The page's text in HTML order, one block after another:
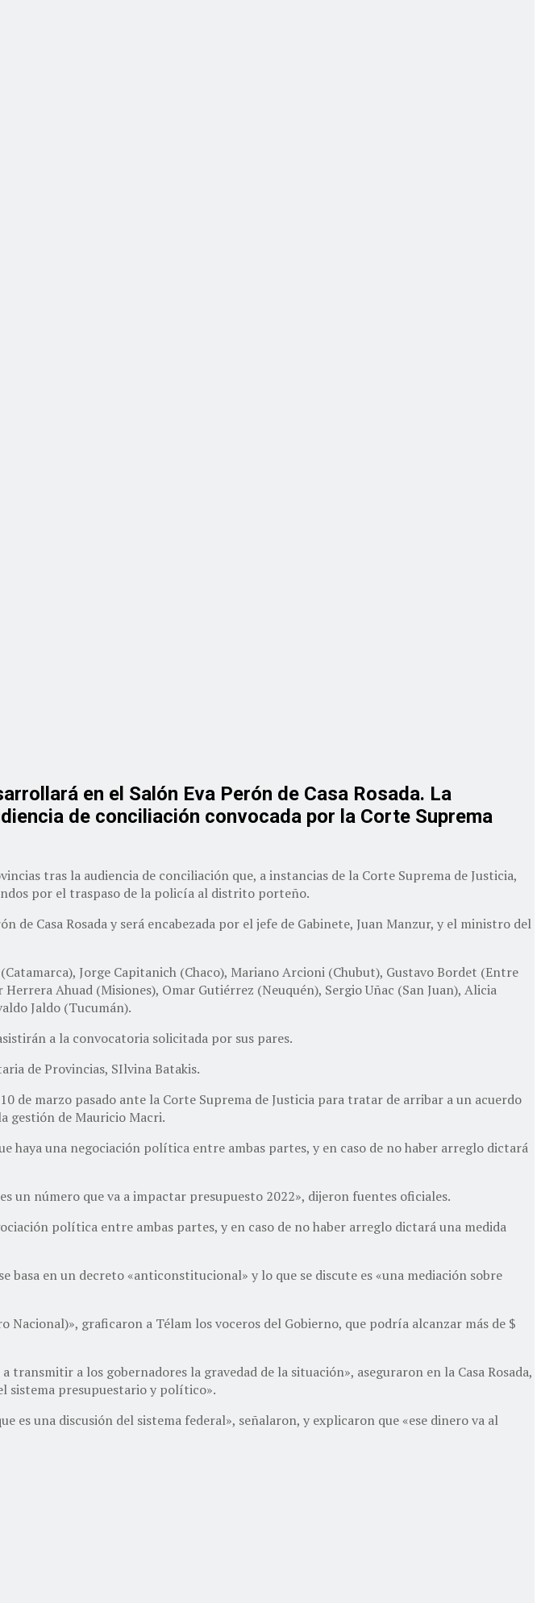
en el Salón Eva Perón de Casa Rosada. La
de conciliación convocada por la Corte Suprema
tras la audiencia de conciliación que, a instancias de la Corte Suprema de Justicia,
por el traspaso de la policía al distrito porteño.
Casa Rosada y será encabezada por el jefe de Gabinete, Juan Manzur, y el ministro del
Jorge Capitanich (Chaco), Mariano Arcioni (Chubut), Gustavo Bordet (Entre
Ahuad (Misiones), Omar Gutiérrez (Neuquén), Sergio Uñac (San Juan), Alicia
Jaldo (Tucumán).
a la convocatoria solicitada por sus pares.
de Provincias, SIlvina Batakis.
de marzo pasado ante la Corte Suprema de Justicia para tratar de arribar a un acuerdo
gestión de Mauricio Macri.
una negociación política entre ambas partes, y en caso de no haber arreglo dictará
un número que va a impactar presupuesto 2022», dijeron fuentes oficiales.
política entre ambas partes, y en caso de no haber arreglo dictará una medida
en un decreto «anticonstitucional» y lo que se discute es «una mediación sobre
Nacional)», graficaron a Télam los voceros del Gobierno, que podría alcanzar más de $
a los gobernadores la gravedad de la situación», aseguraron en la Casa Rosada,
sistema presupuestario y político».
una discusión del sistema federal», señalaron, y explicaron que «ese dinero va al